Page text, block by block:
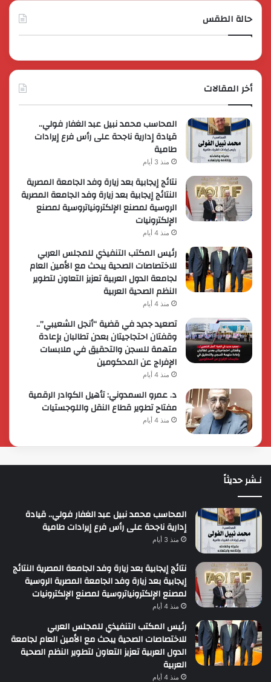
حالة الطقس
أخر المقالات
المحاسب محمد نبيل عبد الغفار فولي..
قيادة إدارية ناجحة على رأس فرع إيرادات
طامية
منذ 3 أيام
نتائج إيجابية بعد زيارة وفد الجامعة المصرية
النتائج إيجابية بعد زيارة وفد الجامعة المصرية
الروسية لمصنع الإلكترونياتروسية لمصنع
الإلكترونيات
منذ 4 أيام
رئيس المكتب التنفيذي للمجلس العربي
للاختصاصات الصحية يبحث مع الأمين العام
لجامعة الدول العربية تعزيز التعاون لتطوير
النظم الصحية العربية
منذ 4 أيام
تصعيد جديد في قضية “أنجل الشعيبي”..
وقفتان احتجاجيتان بعدن تطالبان بإعادة
متهمة للسجن والتحقيق في ملابسات
الإفراج عن المحكومين
منذ 4 أيام
د. عمرو السمدوني: تأهيل الكوادر الرقمية
مفتاح تطوير قطاع النقل واللوجستيات
منذ 4 أيام
نـشر حديثاً
المحاسب محمد نبيل عبد الغفار فولي.. قيادة
إدارية ناجحة على رأس فرع إيرادات طامية
منذ 3 أيام
نتائج إيجابية بعد زيارة وفد الجامعة المصرية النتائج
إيجابية بعد زيارة وفد الجامعة المصرية الروسية
لمصنع الإلكترونياتروسية لمصنع الإلكترونيات
منذ 4 أيام
رئيس المكتب التنفيذي للمجلس العربي
للاختصاصات الصحية يبحث مع الأمين العام لجامعة
الدول العربية تعزيز التعاون لتطوير النظم الصحية
العربية
منذ 4 أيام